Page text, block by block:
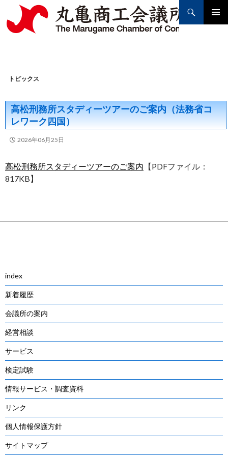
Search
CONTENT
トピックス
高松刑務所スタディーツアーのご案内（法務省コ
レワーク四国）
2026年06月25日
高松刑務所スタディーツアーのご案内 【PDFファイル：
817KB】
index
新着履歴
会議所の案内
経営相談
サービス
検定試験
情報サービス・調査資料
リンク
個人情報保護方針
サイトマップ